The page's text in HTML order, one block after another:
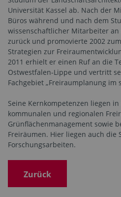
Universität Kassel ab. Nach der
Büros während und nach dem
wissenschaftlicher Mitarbeiter an
zurück und promovierte 2002
Strategien zur
2011 erhielt er einen Ruf an die
Ostwestfalen-Lippe und vertritt
Fachgebiet „Freiraumplanung im
Seine Kernkompetenzen liegen
kommunalen und regionalen
Grünflächenmanagement sowie
Freiräumen. Hier liegen auch die
Forschungsarbeiten.
Zurück